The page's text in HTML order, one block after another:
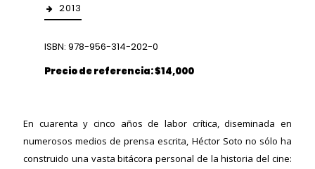
2013
ISBN: 978-956-314-202-0
Precio de referencia: $14,000
En cuarenta y cinco años de labor crítica, diseminada en
numerosos medios de prensa escrita, Héctor Soto no sólo ha
construido una vasta bitácora personal de la historia del cine: